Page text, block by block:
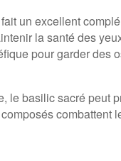
un excellent
la santé des
pour garder des
le basilic sacré peut
combattent